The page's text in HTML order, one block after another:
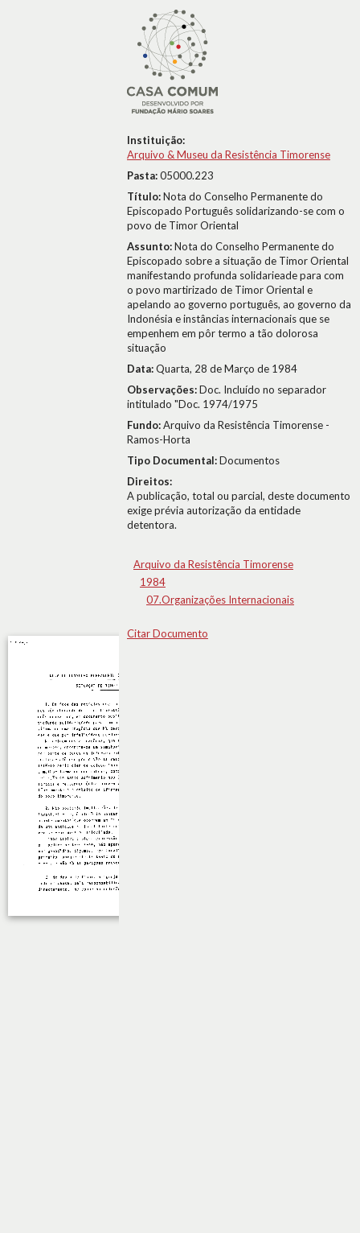
Instituição:
Arquivo & Museu da Resistência Timorense
Pasta:05000.223
Título:Nota do Conselho Permanente do
Episcopado Português solidarizando-se com o
povo de Timor Oriental
Assunto:Nota do Conselho Permanente do
Episcopado sobre a situação de Timor Oriental
manifestando profunda solidarieade para com
o povo martirizado de Timor Oriental e
apelando ao governo português, ao governo da
Indonésia e instâncias internacionais que se
empenhem em pôr termo a tão dolorosa
situação
Data:Quarta, 28 de Março de 1984
Observações:Doc. Incluído no separador
intitulado "Doc. 1974/1975
Fundo:Arquivo da Resistência Timorense -
Ramos-Horta
Tipo Documental:Documentos
Direitos:
A publicação, total ou parcial, deste documento
exige prévia autorização da entidade
detentora.
Arquivo da Resistência Timorense
1984
07.Organizações Internacionais
Citar Documento